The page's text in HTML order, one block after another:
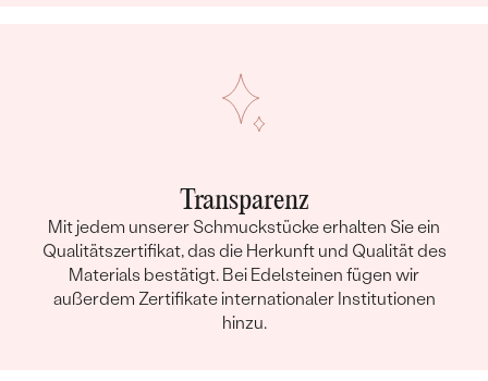
Transparenz
Mit jedem unserer Schmuckstücke erhalten Sie ein
Qualitätszertifikat, das die Herkunft und Qualität des
Materials bestätigt. Bei Edelsteinen fügen wir
außerdem Zertifikate internationaler Institutionen
hinzu.